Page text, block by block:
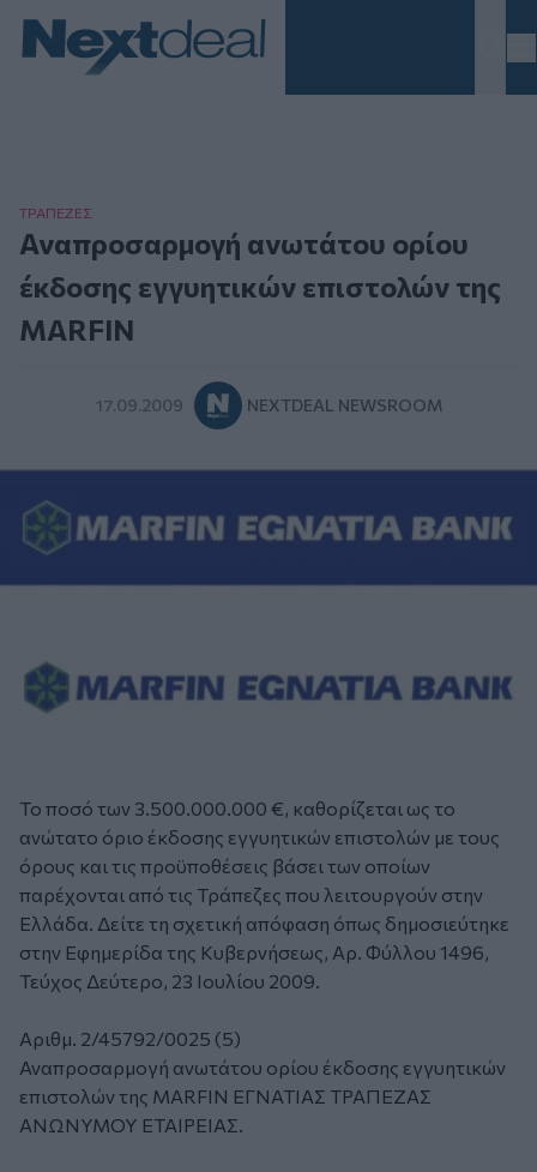
ΤΡAΠΕΖΕΣ
Αναπροσαρμογή ανωτάτου ορίου
έκδοσης εγγυητικών επιστολών της
MARFIN
17.09.2009 NEXTDEAL NEWSROOM
Το ποσό των 3.500.000.000 €, καθορίζεται ως το
ανώτατο όριο έκδοσης εγγυητικών επιστολών με τους
όρους και τις προϋποθέσεις βάσει των οποίων
παρέχονται από τις Τράπεζες που λειτουργούν στην
Ελλάδα. Δείτε τη σχετική απόφαση όπως δημοσιεύτηκε
στην Εφημερίδα της Κυβερνήσεως, Αρ. Φύλλου 1496,
Τεύχος Δεύτερο, 23 Ιουλίου 2009.
Αριθμ. 2/45792/0025 (5)
Αναπροσαρμογή ανωτάτου ορίου έκδοσης εγγυητικών
επιστολών της MARFIN ΕΓΝΑΤΙΑΣ ΤΡΑΠΕΖΑΣ
ΑΝΩΝΥΜΟΥ ΕΤΑΙΡΕΙΑΣ.